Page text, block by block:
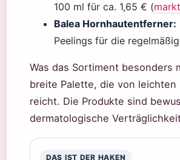
100 ml für ca. 1,65 € (
Balea Hornhautentferner:
Peelings für die
Was das Sortiment besonders
breite Palette, die von
reicht. Die Produkte sind
dermatologische
DAS IST DER HAKEN